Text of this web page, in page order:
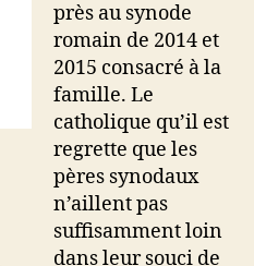
près au synode
romain de 2014 et
2015 consacré à la
famille. Le
catholique qu’il est
regrette que les
pères synodaux
n’aillent pas
suffisamment loin
dans leur souci de